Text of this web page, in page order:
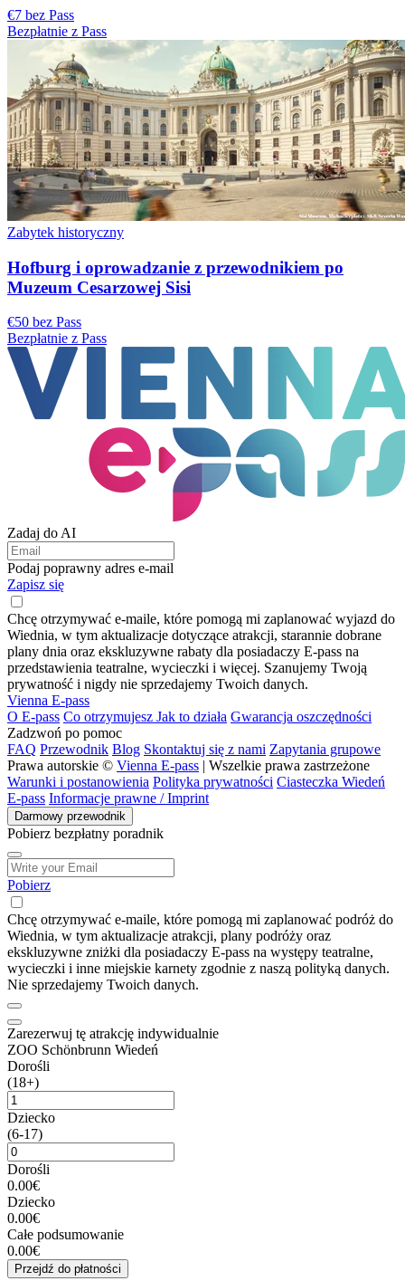
€7 bez Pass
Bezpłatnie z Pass
Zabytek historyczny
Hofburg i oprowadzanie z przewodnikiem po
Muzeum Cesarzowej Sisi
€50 bez Pass
Bezpłatnie z Pass
Zadaj do AI
Podaj poprawny adres e-mail
Zapisz się
Chcę otrzymywać e-maile, które pomogą mi zaplanować wyjazd do
Wiednia, w tym aktualizacje dotyczące atrakcji, starannie dobrane
plany dnia oraz ekskluzywne rabaty dla posiadaczy E-pass na
przedstawienia teatralne, wycieczki i więcej. Szanujemy Twoją
prywatność i nigdy nie sprzedajemy Twoich danych.
Vienna E-pass
O E-pass Co otrzymujesz Jak to działa Gwarancja oszczędności
Zadzwoń po pomoc
FAQ Przewodnik Blog Skontaktuj się z nami Zapytania grupowe
Prawa autorskie © Vienna E-pass | Wszelkie prawa zastrzeżone
Warunki i postanowienia Polityka prywatności Ciasteczka Wiedeń
E-pass Informacje prawne / Imprint
Darmowy przewodnik
Pobierz bezpłatny poradnik
Pobierz
Chcę otrzymywać e-maile, które pomogą mi zaplanować podróż do
Wiednia, w tym aktualizacje atrakcji, plany podróży oraz
ekskluzywne zniżki dla posiadaczy E-pass na występy teatralne,
wycieczki i inne miejskie karnety zgodnie z naszą polityką danych.
Nie sprzedajemy Twoich danych.
Zarezerwuj tę atrakcję indywidualnie
ZOO Schönbrunn Wiedeń
Dorośli
(18+)
Dziecko
(6-17)
Dorośli
0.00€
Dziecko
0.00€
Całe podsumowanie
0.00€
Przejdź do płatności